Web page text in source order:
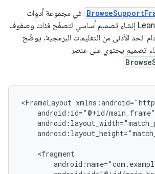
في مجموعة أدوات
واجهة مستخدِم Leanback إنشاء تصميم أساسي لتصفّح فئات وصفوف
الحد الأدنى من التعليمات البرمجية. يوضّح
تصميم يحتوي على عنصر
<FrameLayout